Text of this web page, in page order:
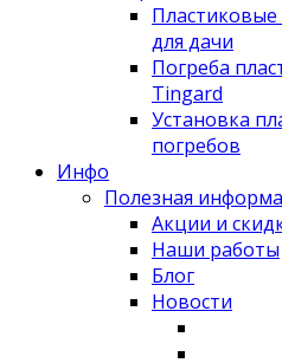
Пластиковые
для дачи
Погреба
Tingard
Установка
погребов
Инфо
Полезная
Акции и
Наши работы
Блог
Новости